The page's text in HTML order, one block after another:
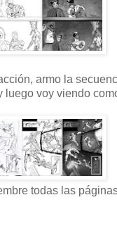
armo la
luego voy viendo
todas las